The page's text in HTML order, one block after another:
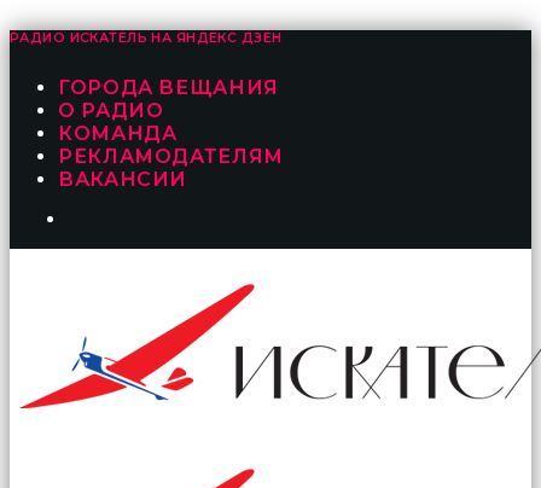
РАДИО ИСКАТЕЛЬ НА ЯНДЕКС ДЗЕН
ГОРОДА ВЕЩАНИЯ
О РАДИО
КОМАНДА
РЕКЛАМОДАТЕЛЯМ
ВАКАНСИИ